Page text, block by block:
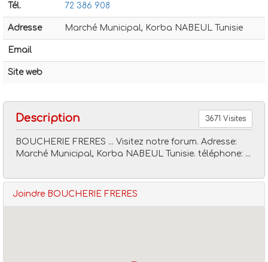
Boucheries charcuteries
Tél. 72 386 908
Adresse Marché Municipal, Korba NABEUL Tunisie
Email
Site web
Description 3671 Visites
BOUCHERIE FRERES ... Visitez notre forum. Adresse:
Marché Municipal, Korba NABEUL Tunisie. téléphone: ...
Joindre BOUCHERIE FRERES